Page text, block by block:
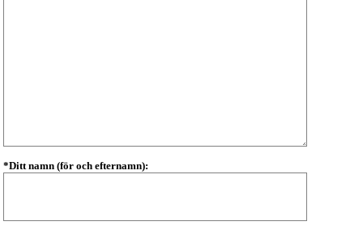
*Ditt namn (för och efternamn):